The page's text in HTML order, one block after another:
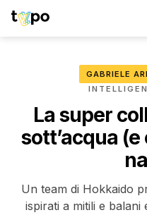
GABRIELE
La super
sott’acqua
Un team di Hokkaido
ispirati a mitili e